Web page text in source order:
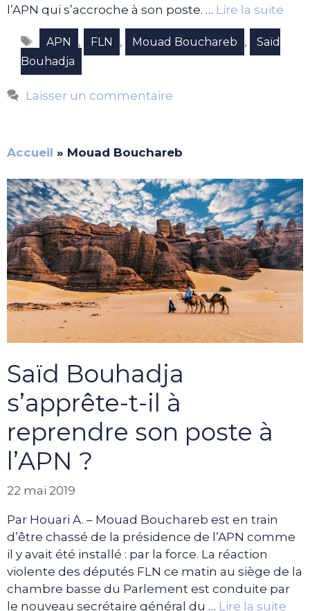
l’APN qui s’accroche à son poste. … Lire la suite
Étiquettes
APN , FLN , Mouad Bouchareb ,
Saïd
Bouhadja
Laisser un commentaire
Accueil » Mouad Bouchareb
Saïd Bouhadja
s’apprête-t-il à
reprendre son poste à
l’APN ?
22 mai 2019
Par Houari A. – Mouad Bouchareb est en train
d’être chassé de la présidence de l’APN comme
il y avait été installé : par la force. La réaction
violente des députés FLN ce matin au siège de la
chambre basse du Parlement est conduite par
le nouveau secrétaire général du … Lire la suite